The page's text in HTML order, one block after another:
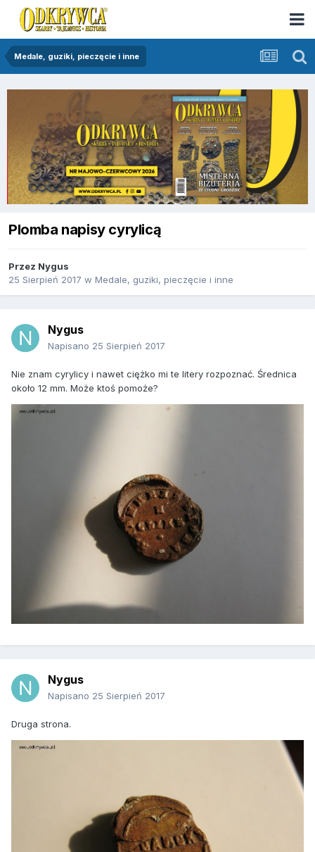
Medale, guziki, pieczęcie i inne
Plomba napisy cyrylicą
Przez Nygus
25 Sierpień 2017 w Medale, guziki, pieczęcie i inne
Nygus
Napisano 25 Sierpień 2017
Nie znam cyrylicy i nawet ciężko mi te litery rozpoznać. Średnica
około 12 mm. Może ktoś pomoże?
Nygus
Napisano 25 Sierpień 2017
Druga strona.